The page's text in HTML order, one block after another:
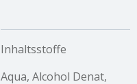
Inhaltsstoffe
Aqua, Alcohol Denat,